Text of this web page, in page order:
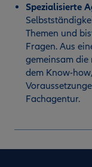
Spezialisierte
Themen und
Fragen. Aus
gemeinsam
dem Know-
Fachagentur.